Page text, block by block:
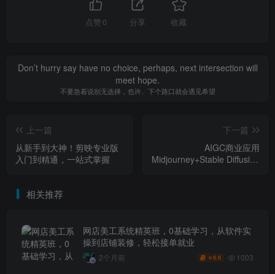
点赞 0 分享 收藏
Don’t hurry say have no choice, perhaps, next intersection will
meet hope.
不要急着说别无选择，也许、下个路口就会遇见希望
上一篇
从新手到大神！剪映专业版
入门到精通，一站式掌握
下一篇
AIGC商业应用
Midjourney+Stable Diffusion
相关推荐
网店美工系统精英班，0基础学习，从软件实
操到店铺装修，轻松接单就业
2个月前 ￥6.6 1003